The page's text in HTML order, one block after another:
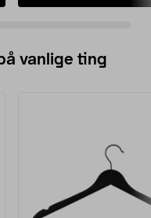
vanlige ting